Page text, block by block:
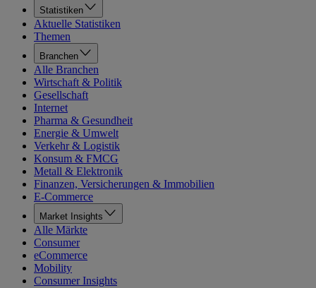
Statistiken
Aktuelle Statistiken
Themen
Branchen
Alle Branchen
Wirtschaft & Politik
Gesellschaft
Internet
Pharma & Gesundheit
Energie & Umwelt
Verkehr & Logistik
Konsum & FMCG
Metall & Elektronik
Finanzen, Versicherungen & Immobilien
E-Commerce
Market Insights
Alle Märkte
Consumer
eCommerce
Mobility
Consumer Insights